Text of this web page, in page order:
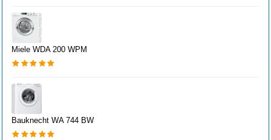
Miele WDA 200 WPM
Bauknecht WA 744 BW